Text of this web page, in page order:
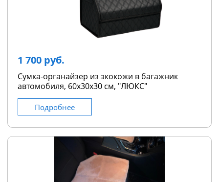
1 700 руб.
Сумка-органайзер из экокожи в багажник
автомобиля, 60х30х30 см, "ЛЮКС"
Подробнее